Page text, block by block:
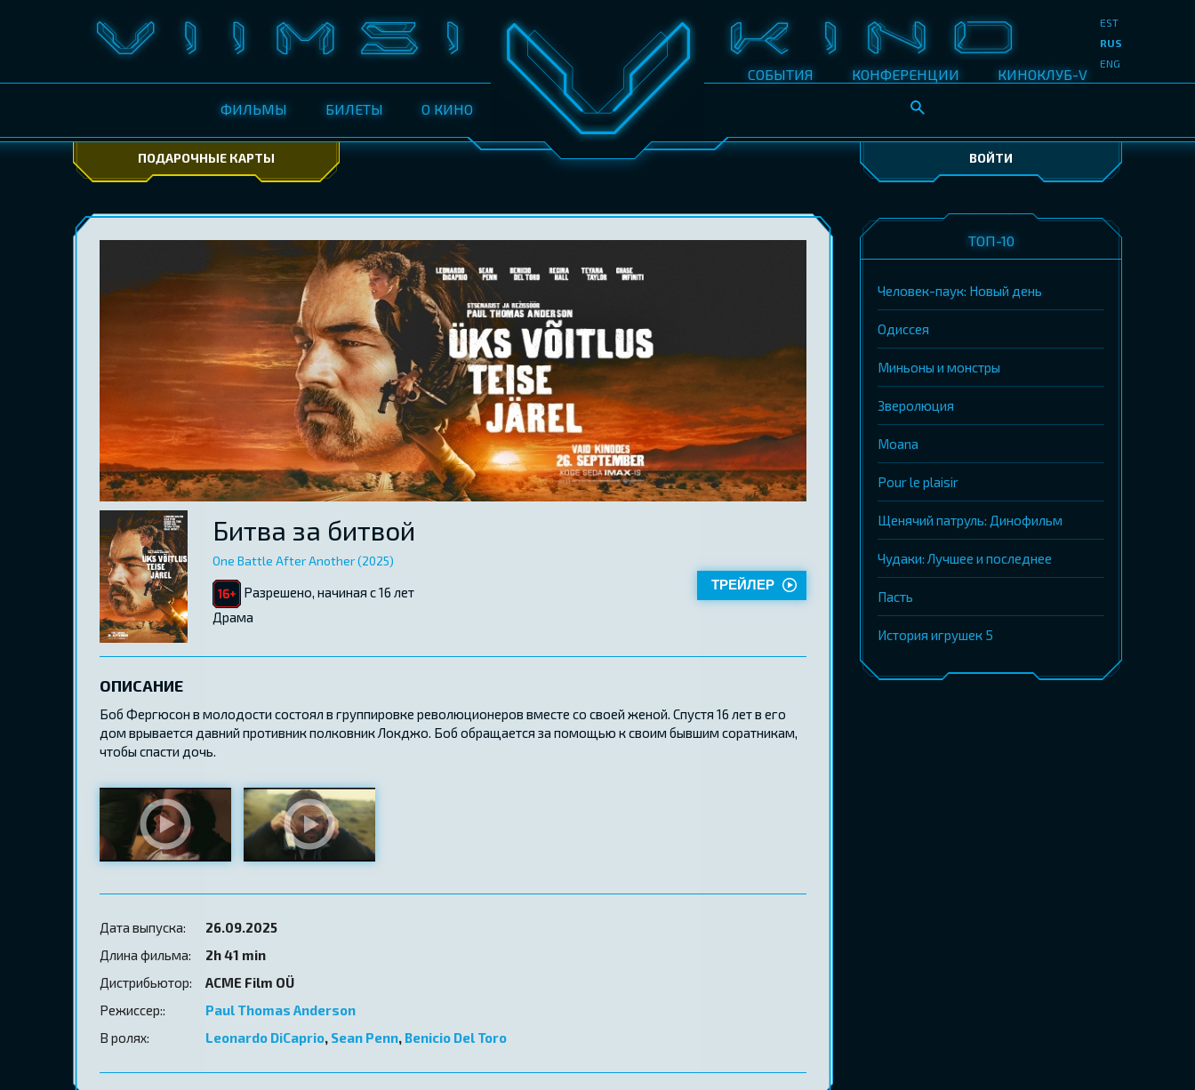
ФИЛЬМЫ БИЛЕТЫ О КИНО
СОБЫТИЯ КОНФЕРЕНЦИИ КИНОКЛУБ-V
EST
RUS
ENG
ПОДАРОЧНЫЕ КАРТЫ ВОЙТИ
Битва за битвой
One Battle After Another (2025)
Разрешено, начиная с 16 лет
Драма
ТРЕЙЛЕР
ОПИСАНИЕ
Боб Фергюсон в молодости состоял в группировке революционеров вместе со своей женой. Спустя 16 лет в его
дом врывается давний противник полковник Локджо. Боб обращается за помощью к своим бывшим соратникам,
чтобы спасти дочь.
Дата выпуска:
26.09.2025
Длина фильма:
2h 41 min
Дистрибьютор:
ACME Film OÜ
Режиссер::
Paul Thomas Anderson
В ролях:
Leonardo DiCaprio, Sean Penn,Benicio Del Toro
ТОП-10
Человек-паук: Новый день
Одиссея
Миньоны и монстры
Зверолюция
Moana
Pour le plaisir
Щенячий патруль: Динофильм
Чудаки: Лучшее и последнее
Пасть
История игрушек 5